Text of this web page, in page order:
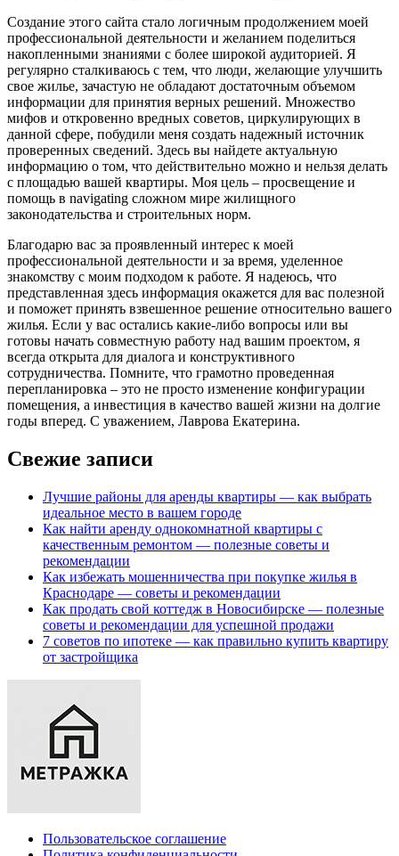
Создание этого сайта стало логичным продолжением моей
профессиональной деятельности и желанием поделиться
накопленными знаниями с более широкой аудиторией. Я
регулярно сталкиваюсь с тем, что люди, желающие улучшить
свое жилье, зачастую не обладают достаточным объемом
информации для принятия верных решений. Множество
мифов и откровенно вредных советов, циркулирующих в
данной сфере, побудили меня создать надежный источник
проверенных сведений. Здесь вы найдете актуальную
информацию о том, что действительно можно и нельзя делать
с площадью вашей квартиры. Моя цель – просвещение и
помощь в navigating сложном мире жилищного
законодательства и строительных норм.
Благодарю вас за проявленный интерес к моей
профессиональной деятельности и за время, уделенное
знакомству с моим подходом к работе. Я надеюсь, что
представленная здесь информация окажется для вас полезной
и поможет принять взвешенное решение относительно вашего
жилья. Если у вас остались какие-либо вопросы или вы
готовы начать совместную работу над вашим проектом, я
всегда открыта для диалога и конструктивного
сотрудничества. Помните, что грамотно проведенная
перепланировка – это не просто изменение конфигурации
помещения, а инвестиция в качество вашей жизни на долгие
годы вперед. С уважением, Лаврова Екатерина.
Свежие записи
Лучшие районы для аренды квартиры — как выбрать
идеальное место в вашем городе
Как найти аренду однокомнатной квартиры с
качественным ремонтом — полезные советы и
рекомендации
Как избежать мошенничества при покупке жилья в
Краснодаре — советы и рекомендации
Как продать свой коттедж в Новосибирске — полезные
советы и рекомендации для успешной продажи
7 советов по ипотеке — как правильно купить квартиру
от застройщика
Пользовательское соглашение